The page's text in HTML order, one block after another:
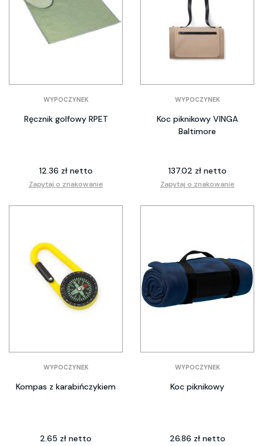
WYPOCZYNEK
Ręcznik golfowy RPET
12.36 zł netto
Zapytaj o znakowanie
WYPOCZYNEK
Koc piknikowy VINGA
Baltimore
137.02 zł netto
Zapytaj o znakowanie
WYPOCZYNEK
Kompas z karabińczykiem
2.65 zł netto
WYPOCZYNEK
Koc piknikowy
26.86 zł netto